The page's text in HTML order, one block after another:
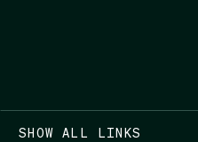
SHOW ALL LINKS